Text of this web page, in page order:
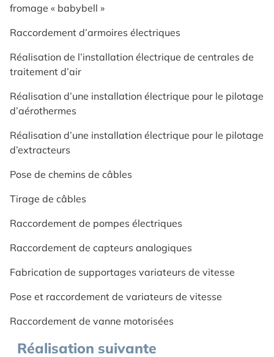
fromage « babybell »
Raccordement d’armoires électriques
Réalisation de l’installation électrique de centrales de
traitement d’air
Réalisation d’une installation électrique pour le pilotage
d’aérothermes
Réalisation d’une installation électrique pour le pilotage
d’extracteurs
Pose de chemins de câbles
Tirage de câbles
Raccordement de pompes électriques
Raccordement de capteurs analogiques
Fabrication de supportages variateurs de vitesse
Pose et raccordement de variateurs de vitesse
Raccordement de vanne motorisées
Réalisation suivante